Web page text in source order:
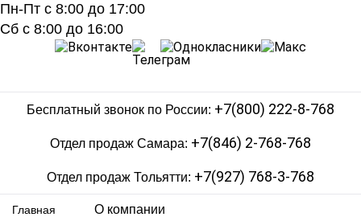
Пн-Пт с 8:00 до 17:00
Сб с 8:00 до 16:00
Бесплатный звонок по России: +7(800) 222-8-768
Отдел продаж Самара: +7(846) 2-768-768
Отдел продаж Тольятти: +7(927) 768-3-768
Главная О компании